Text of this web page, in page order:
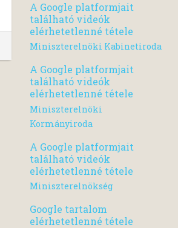
A Google platformjait
található videók
elérhetetlenné tétele
Miniszterelnöki Kabinetiroda
A Google platformjait
található videók
elérhetetlenné tétele
Miniszterelnöki
Kormányiroda
A Google platformjait
található videók
elérhetetlenné tétele
Miniszterelnökség
Google tartalom
elérhetetlenné tétele